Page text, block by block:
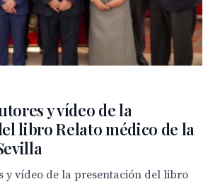
y vídeo de la
libro Relato médico de la
y vídeo de la presentación del libro